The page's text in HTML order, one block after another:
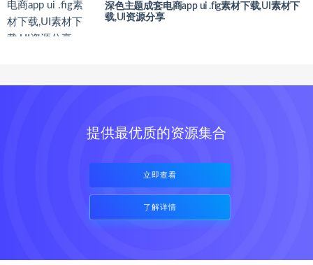
深色主题成套电商app ui .fig素材下载,UI素材下
载,UI资源分享
提供最优质的资源集合
立即查看
了解详情